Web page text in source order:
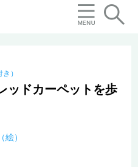
）
ドカーペットを歩
）